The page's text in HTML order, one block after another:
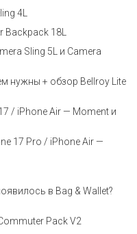
4L
18L
Sling 5L и Camera
нужны + обзор Bellroy Lite
/ iPhone Air — Moment и
17 Pro / iPhone Air —
в Bag & Wallet?
Pack V2